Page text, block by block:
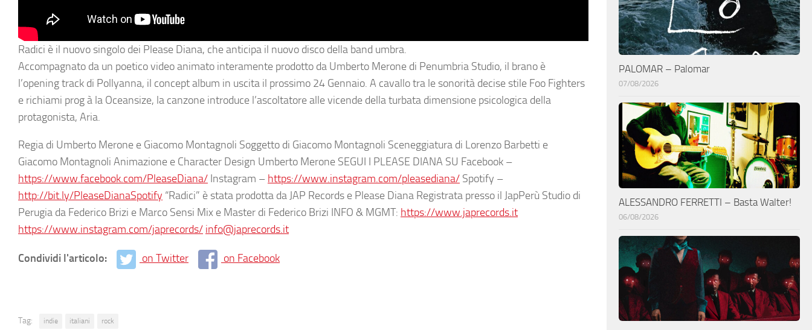
Radici è il nuovo singolo dei Please Diana, che anticipa il nuovo disco della band umbra.
Accompagnato da un poetico video animato interamente prodotto da Umberto Merone di Penumbria Studio, il brano è
l’opening track di Pollyanna, il concept album in uscita il prossimo 24 Gennaio. A cavallo tra le sonorità decise stile Foo Fighters
e richiami prog à la Oceansize, la canzone introduce l’ascoltatore alle vicende della turbata dimensione psicologica della
protagonista, Aria.
Regia di Umberto Merone e Giacomo Montagnoli Soggetto di Giacomo Montagnoli Sceneggiatura di Lorenzo Barbetti e
Giacomo Montagnoli Animazione e Character Design Umberto Merone SEGUI I PLEASE DIANA SU Facebook –
https://www.facebook.com/PleaseDiana/ Instagram – https://www.instagram.com/pleasediana/ Spotify –
http://bit.ly/PleaseDianaSpotify “Radici” è stata prodotta da JAP Records e Please Diana Registrata presso il JapPerù Studio di
Perugia da Federico Brizi e Marco Sensi Mix e Master di Federico Brizi INFO & MGMT: https://www.japrecords.it
https://www.instagram.com/japrecords/ info@japrecords.it
Condividi l'articolo: on Twitter on Facebook
Tag: indie italiani rock
PALOMAR – Palomar
07/08/2026
ALESSANDRO FERRETTI – Basta Walter!
06/08/2026